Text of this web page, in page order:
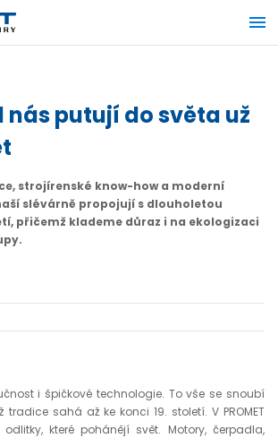
nás putují do světa už
strojírenské know-how a moderní
slévárně propojují s dlouholetou
přičemž klademe důraz i na ekologizaci
i špičkové technologie. To vše se snoubí
sahá až ke konci 19. století. V PROMET
odlitky, které pohánějí svět. Motory, čerpadla,